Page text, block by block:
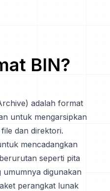
BIN?
adalah format
untuk mengarsipkan
dan direktori.
mencadangkan
seperti pita
umumnya digunakan
perangkat lunak